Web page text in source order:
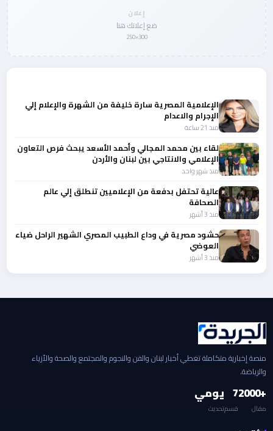
إعلان
ضع إعلانك هنا
300×250
الإعلامية المصرية سارة خليفة من الشهرة والإعلام إلي
الإجرام والاعدام
منذ 21 ساعة
لقاء بين محمد المجالي وأحمد الأسعد يبحث فرص التعاون
الإعلامي والانتاجي بين لبنان والأردن
منذ شهر واحد
عالية تحتفل بدفعة من الإعلاميين تنطلق إلي عالم
الصحافة
منذ 3 أشهر
حشود مصرية في وداع الطبيب المصري الشهير الراحل ضياء
العوضي
منذ 3 أشهر
منصة إخبارية متكاملة تغطي أخبار لبنان والفن والنجوم والمجتمع والصحة والأزياء
والرياضة.
+2000
مقال
7
قسم
يومي
تحديث